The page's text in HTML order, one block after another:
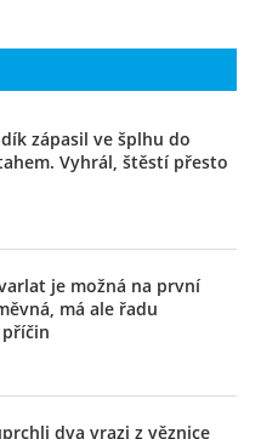
zápasil ve šplhu do
Vyhrál, štěstí přesto
je možná na první
má ale řadu
dva vrazi z věznice